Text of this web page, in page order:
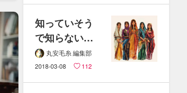
知っていそう
で​知らない、​
あの​国の​
民族衣装って​
どんなの？
丸安毛糸 編集部
2018-03-08
112